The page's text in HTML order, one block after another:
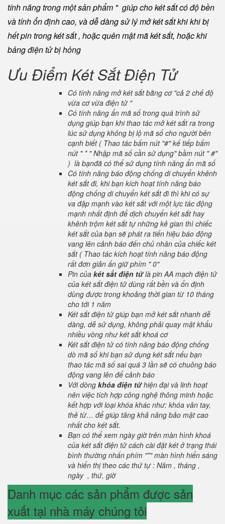
tính năng trong một sản phẩm " giúp cho két sắt có độ bền
và tính ổn định cao, và dễ dàng sử lý mở két sắt khi khi bị
hết pin trong két sắt , hoặc quên mật mã két sắt, hoặc khi
bảng điện tử bị hỏng
Ưu Điểm Két Sắt Điện Tử
Có tính năng mở két sắt bằng cơ "cả 2 chế độ
vừa cơ vừa điện tử "
Có tính năng ẩn mã số trong quá trình sử
dụng giúp bạn khi thao tác mở két sắt ra trong
lúc sử dụng không bị lộ mã số cho người bên
cạnh biết ( Thao tác bấm nút "#" kế tiếp bấm
nút " * " Nhập mã số cần sử dụng" bầm nút " #"
) là bạnđã có thể sử dụng tính năng ẩn mã số
Có tính năng báo động chống di chuyển khênh
két sắt đi, khi bạn kích hoạt tính năng báo
động chống di chuyển két sắt đi thì khi có sự
va đập mạnh vào két sắt với một lực tác động
mạnh nhất định để dịch chuyển két sắt hay
khênh trộm két sắt tự những kẻ gian thì chiếc
két sắt của bạn sẽ phát ra tiến hiệu báo động
vang lên cảnh báo đến chủ nhân của chiếc két
sắt ( Thao tác kích hoạt tính năng báo động
rất đơn giản ấn giữ phím " 0"
Pin của két sắt điện tửlà pin AA mạch điện tử
của két sắt điện tử dùng rất bền và ổn định
dùng được trong khoảng thời gian từ 10 tháng
cho tới 1 năm
Két sắt điện tử giúp bạn mở két sắt nhanh dễ
dàng, dễ sử dụng, không phải quay mật khẩu
nhiều vòng như két sắt khoá cơ
Két sắt điện tử có tính năng báo động chống
dò mã số khi bạn sử dụng két sắt nếu bạn
thao tác mã số sai quá 3 lần sẽ có chuông báo
động vang lên để cảnh báo
Với dòng khóa điện tửhiện đại và linh hoạt
nên việc tích hợp công nghệ thông minh hoặc
kết hợp với loại khóa khác như: khóa vân tay,
thẻ từ… để giúp tăng khả năng bảo mật cao
nhất cho két sắt.
Bạn có thể xem ngày giờ trên màn hình khoá
của két sắt điện tử cách cài đặt két ở trạng thái
bình thường nhấn phím "*" màn hình hiển sáng
và hiển thị theo các thứ tự : Năm , tháng ,
ngày , thứ, giờ
Danh mục các sản phẩm được sản
xuất tại nhà máy chúng tôi